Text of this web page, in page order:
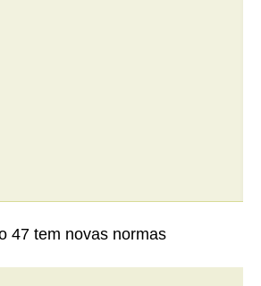
47 tem novas normas